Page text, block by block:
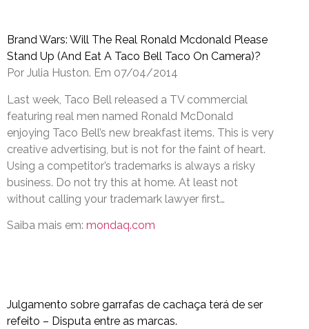
Brand Wars: Will The Real Ronald Mcdonald Please
Stand Up (And Eat A Taco Bell Taco On Camera)?
Por Julia Huston. Em 07/04/2014
Last week, Taco Bell released a TV commercial
featuring real men named Ronald McDonald
enjoying Taco Bell’s new breakfast items. This is very
creative advertising, but is not for the faint of heart.
Using a competitor’s trademarks is always a risky
business. Do not try this at home. At least not
without calling your trademark lawyer first…
Saiba mais em: mondaq.com
Julgamento sobre garrafas de cachaça terá de ser
refeito – Disputa entre as marcas.